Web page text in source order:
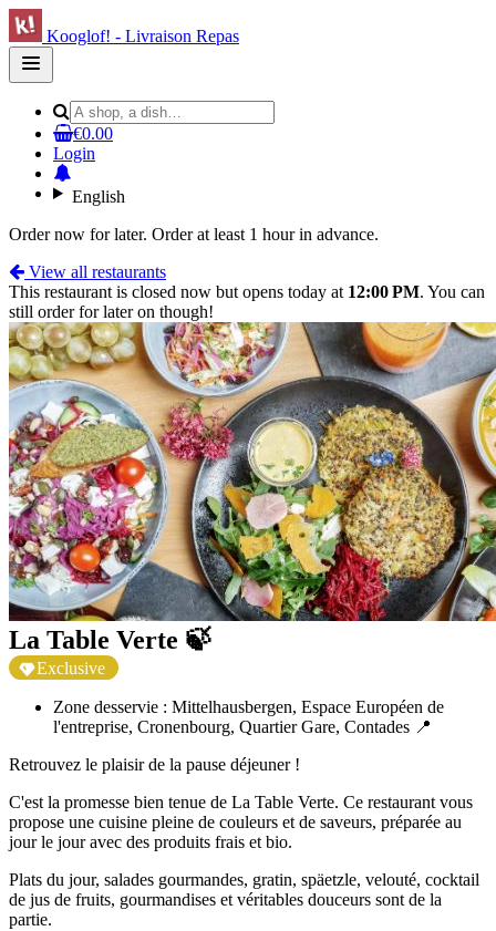
Kooglof! - Livraison Repas
Open
main
€0.00
Login
English
Order now for later. Order at least 1 hour in advance.
View all restaurants
This restaurant is closed now but opens today at 12:00 PM. You can
still order for later on though!
La Table Verte 🍃
Exclusive
Zone desservie : Mittelhausbergen, Espace Européen de
l'entreprise, Cronenbourg, Quartier Gare, Contades 📍
Retrouvez le plaisir de la pause déjeuner !
C'est la promesse bien tenue de La Table Verte. Ce restaurant vous
propose une cuisine pleine de couleurs et de saveurs, préparée au
jour le jour avec des produits frais et bio.
Plats du jour, salades gourmandes, gratin, späetzle, velouté, cocktail
de jus de fruits, gourmandises et véritables douceurs sont de la
partie.